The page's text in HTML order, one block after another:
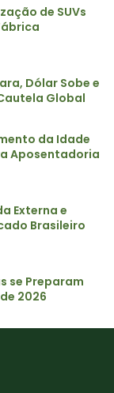
de SUVs
Dólar Sobe e
Global
da Idade
Aposentadoria
Externa e
Brasileiro
se Preparam
2026